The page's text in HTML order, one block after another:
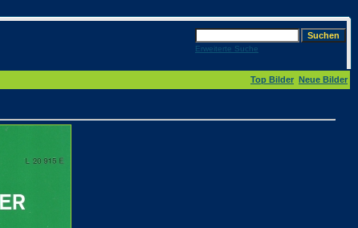
Erweiterte Suche
Top Bilder Neue Bilder